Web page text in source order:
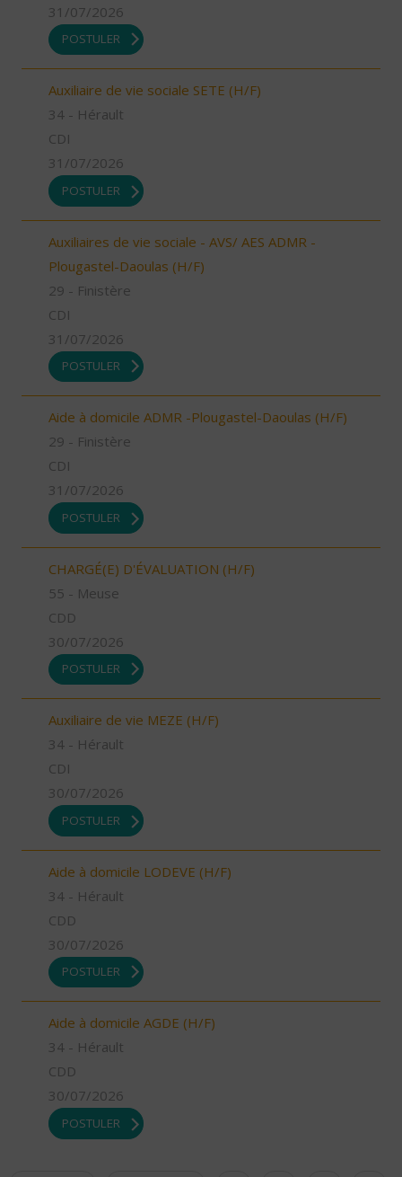
31/07/2026
POSTULER
Auxiliaire de vie sociale SETE (H/F)
34 - Hérault
CDI
31/07/2026
POSTULER
Auxiliaires de vie sociale - AVS/ AES ADMR -
Plougastel-Daoulas (H/F)
29 - Finistère
CDI
31/07/2026
POSTULER
Aide à domicile ADMR -Plougastel-Daoulas (H/F)
29 - Finistère
CDI
31/07/2026
POSTULER
CHARGÉ(E) D'ÉVALUATION (H/F)
55 - Meuse
CDD
30/07/2026
POSTULER
Auxiliaire de vie MEZE (H/F)
34 - Hérault
CDI
30/07/2026
POSTULER
Aide à domicile LODEVE (H/F)
34 - Hérault
CDD
30/07/2026
POSTULER
Aide à domicile AGDE (H/F)
34 - Hérault
CDD
30/07/2026
POSTULER